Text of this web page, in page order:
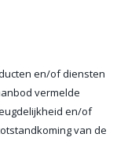
en/of diensten
vermelde
en/of
van de